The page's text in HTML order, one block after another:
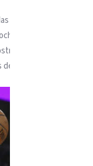
las facetas del juego
rebotes, que fueron
demoledor contra
partido que